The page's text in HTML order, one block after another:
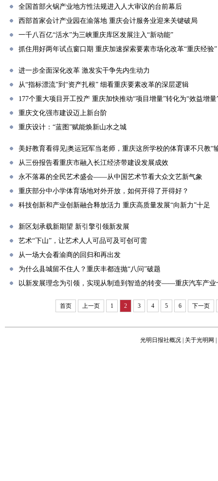
全国首部火锅产业地方性法规进入人大审议的台前幕后
西部首家会计产业园在渝落地 重庆会计服务业迎来关键破局
一千八百亿“活水”为三峡重庆库区发展注入“新动能”
抓住用好两年试点窗口期 重庆加速探索要素市场化改革“重庆经验”
进一步全面深化改革 激发实干争先内生动力
从“指标漂流”到“资产扎根” 细看重庆要素改革的深层逻辑
177个重大项目开工投产 重庆加快推动“项目增量”转化为“效益增量
重庆文化强市建设迈上新台阶
重庆设计：“蓝图”赋能焕新山水之城
美好教育看得见|奥运冠军当老师，重庆这所学校的体育课不只教“
从三份报告看重庆市融入长江经济带建设发展成效
永不落幕的全民艺术盛会——从中国艺术节看大众文艺新气象
重庆部分中小学体育场地对外开放，如何开得了开得好？
科技创新和产业创新融合释放活力 重庆高质量发展“向新力”十足
新区划承载新期望 新引擎引领新发展
艺术“下山”，让艺术人人可品可及可创可需
从一场大会看渝商的回归和再出发
为什么县城留不住人？重庆丰都连抛“八问”破题
以新发展理念为引领，实现从制造到智造的转变——重庆汽车产业
首页 上一页 1 2 3 4 5 6 下一页
光明日报社概况 关于光明网